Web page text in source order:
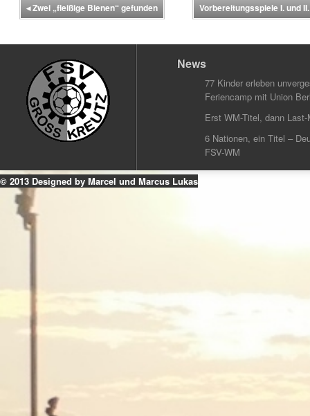
◂Zwei „fleißige Bienen“ gefunden Vorbereitungsspiele I. und
News
77 Kinder erleben
Feriencamp mit Union
Erst WM-Titel, dann
6 Nationen, ein Titel –
FSV-WM
© 2013 Designed by Marcel und Marcus Lukas
Instagram